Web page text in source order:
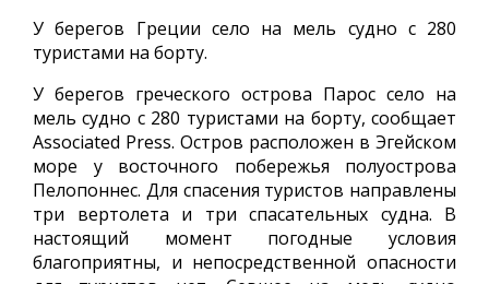
У берегов Греции село на мель судно с 280
туристами на борту.
У берегов греческого острова Парос село на
мель судно с 280 туристами на борту, сообщает
Associated Press. Остров расположен в Эгейском
море у восточного побережья полуострова
Пелопоннес. Для спасения туристов направлены
три вертолета и три спасательных судна. В
настоящий момент погодные условия
благоприятны, и непосредственной опасности